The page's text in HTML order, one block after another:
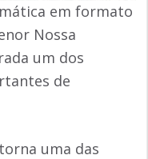
em formato
Nossa
um dos
de
uma das